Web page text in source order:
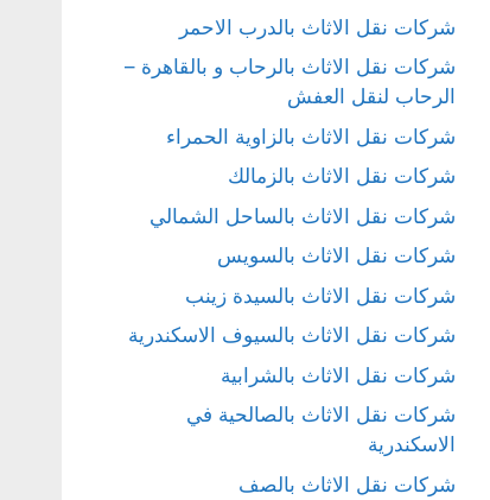
شركات نقل الاثاث بالدرب الاحمر
شركات نقل الاثاث بالرحاب و بالقاهرة –
الرحاب لنقل العفش
شركات نقل الاثاث بالزاوية الحمراء
شركات نقل الاثاث بالزمالك
شركات نقل الاثاث بالساحل الشمالي
شركات نقل الاثاث بالسويس
شركات نقل الاثاث بالسيدة زينب
شركات نقل الاثاث بالسيوف الاسكندرية
شركات نقل الاثاث بالشرابية
شركات نقل الاثاث بالصالحية في
الاسكندرية
شركات نقل الاثاث بالصف